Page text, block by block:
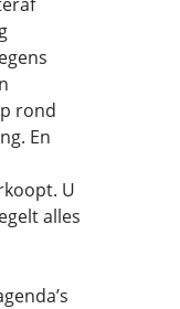
rond
En
U
alles